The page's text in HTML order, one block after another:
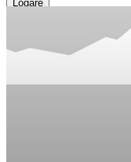
Ați uitat parola? obține
Recuperați-vă parola